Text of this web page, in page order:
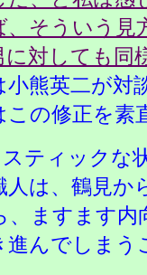
、そういう見
に対しても同
小熊英二が対
この修正を素
ティックな
人は、鶴見か
、ますます内
進んでしまう